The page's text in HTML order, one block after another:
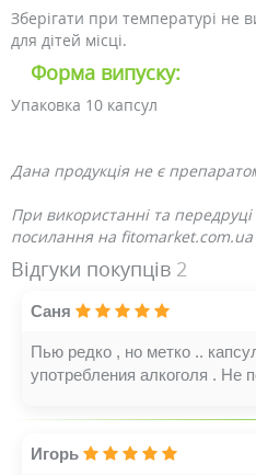
Зберігати при температурі не
для дітей місці.
Форма випуску:
Упаковка 10 капсул
Дана продукція не є
При використанні та
посилання на fitomarket.com.ua
Відгуки покупців 2
Саня
Пью редко , но метко ..
употребления алкоголя . Не
Игорь